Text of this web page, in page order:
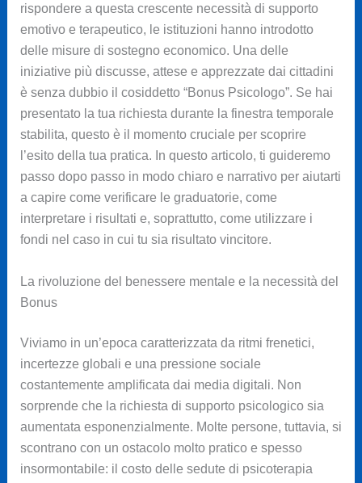
rispondere a questa crescente necessità di supporto
emotivo e terapeutico, le istituzioni hanno introdotto
delle misure di sostegno economico. Una delle
iniziative più discusse, attese e apprezzate dai cittadini
è senza dubbio il cosiddetto “Bonus Psicologo”. Se hai
presentato la tua richiesta durante la finestra temporale
stabilita, questo è il momento cruciale per scoprire
l’esito della tua pratica. In questo articolo, ti guideremo
passo dopo passo in modo chiaro e narrativo per aiutarti
a capire come verificare le graduatorie, come
interpretare i risultati e, soprattutto, come utilizzare i
fondi nel caso in cui tu sia risultato vincitore.
La rivoluzione del benessere mentale e la necessità del
Bonus
Viviamo in un’epoca caratterizzata da ritmi frenetici,
incertezze globali e una pressione sociale
costantemente amplificata dai media digitali. Non
sorprende che la richiesta di supporto psicologico sia
aumentata esponenzialmente. Molte persone, tuttavia, si
scontrano con un ostacolo molto pratico e spesso
insormontabile: il costo delle sedute di psicoterapia